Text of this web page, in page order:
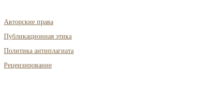
Авторские права
Публикационная этика
Политика антиплагиата
Рецензирование